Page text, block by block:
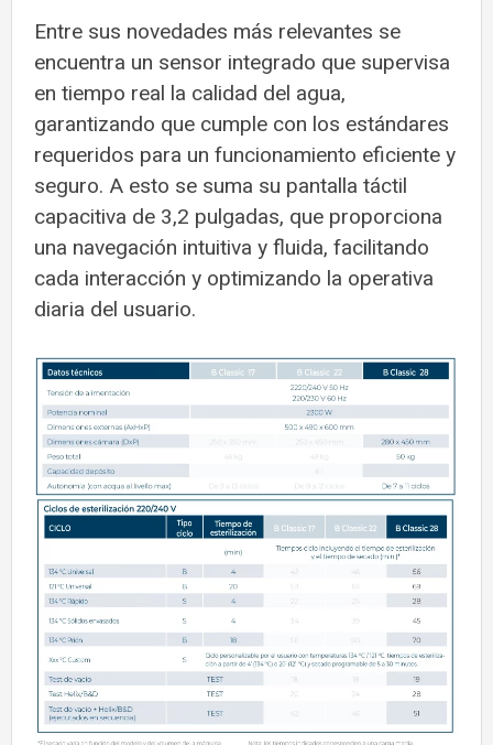
Entre sus novedades más relevantes se
encuentra un sensor integrado que supervisa
en tiempo real la calidad del agua,
garantizando que cumple con los estándares
requeridos para un funcionamiento eficiente y
seguro. A esto se suma su pantalla táctil
capacitiva de 3,2 pulgadas, que proporciona
una navegación intuitiva y fluida, facilitando
cada interacción y optimizando la operativa
diaria del usuario.